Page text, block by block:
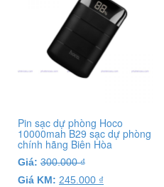
Pin sạc dự phòng Hoco
10000mah B29 sạc dự phòng
chính hãng Biên Hòa
Giá: 300.000₫
Giá KM: 245.000 ₫